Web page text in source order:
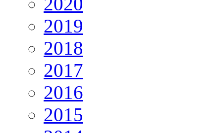
2019
2018
2017
2016
2015